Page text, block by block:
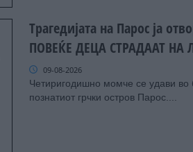
Трагедијата на Парос ја
ПОВЕЌЕ ДЕЦА СТРАДААТ НА
09-08-2026
Четиригодишно момче се удави во
познатиот грчки остров Парос....